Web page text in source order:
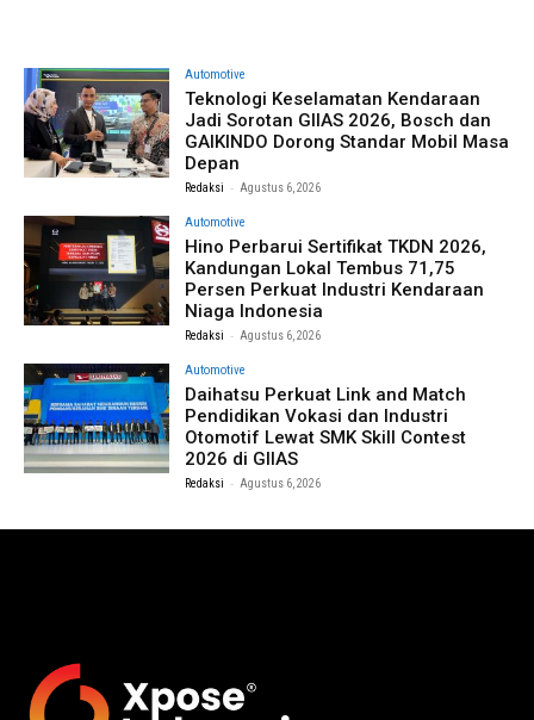
Automotive
Teknologi Keselamatan Kendaraan
Jadi Sorotan GIIAS 2026, Bosch dan
GAIKINDO Dorong Standar Mobil Masa
Depan
Redaksi - Agustus 6, 2026
Automotive
Hino Perbarui Sertifikat TKDN 2026,
Kandungan Lokal Tembus 71,75
Persen Perkuat Industri Kendaraan
Niaga Indonesia
Redaksi - Agustus 6, 2026
Automotive
Daihatsu Perkuat Link and Match
Pendidikan Vokasi dan Industri
Otomotif Lewat SMK Skill Contest
2026 di GIIAS
Redaksi - Agustus 6, 2026